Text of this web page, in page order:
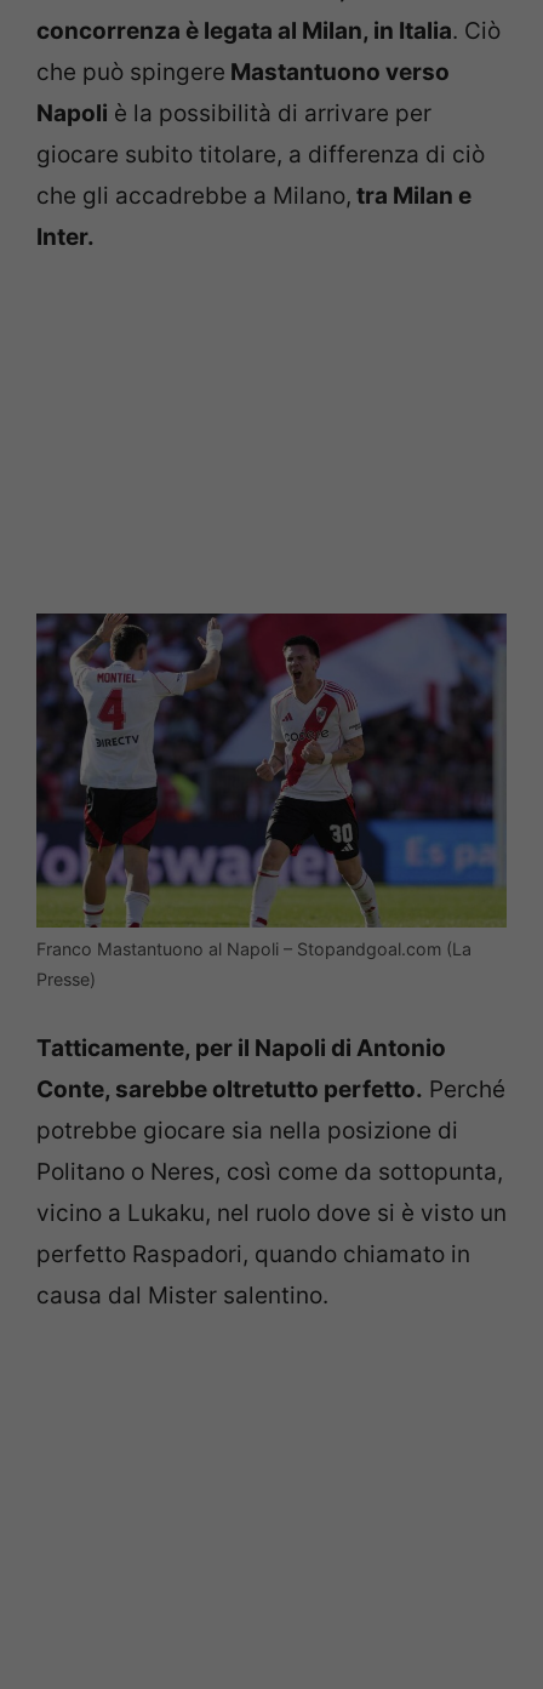
concorrenza è legata al Milan, in Italia. Ciò
che può spingere Mastantuono verso
Napoli è la possibilità di arrivare per
giocare subito titolare, a differenza di ciò
che gli accadrebbe a Milano, tra Milan e
Inter.
Franco Mastantuono al Napoli – Stopandgoal.com (La
Presse)
Tatticamente, per il Napoli di Antonio
Conte, sarebbe oltretutto perfetto. Perché
potrebbe giocare sia nella posizione di
Politano o Neres, così come da sottopunta,
vicino a Lukaku, nel ruolo dove si è visto un
perfetto Raspadori, quando chiamato in
causa dal Mister salentino.